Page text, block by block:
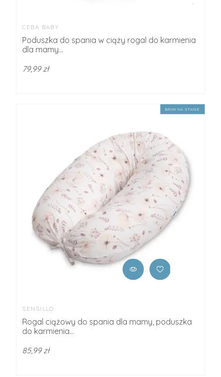
CEBA BABY
Poduszka do spania w ciąży rogal do karmienia
dla mamy...
79,99 zł
SENSILLO
Rogal ciążowy do spania dla mamy, poduszka
do karmienia...
85,99 zł
BRAK NA STANIE